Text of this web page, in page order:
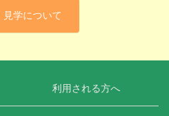
見学について
利用される方へ